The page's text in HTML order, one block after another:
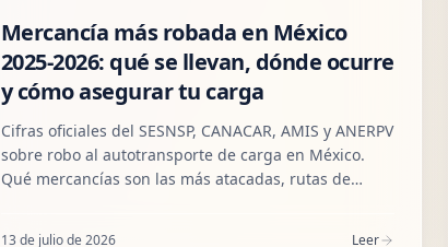
Mercancía más robada en México
2025-2026: qué se llevan, dónde ocurre
y cómo asegurar tu carga
Cifras oficiales del SESNSP, CANACAR, AMIS y ANERPV
sobre robo al autotransporte de carga en México.
Qué mercancías son las más atacadas, rutas de
13 de julio de 2026 Leer